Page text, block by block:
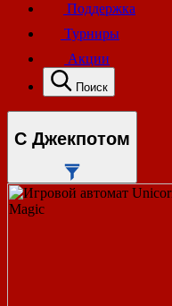
Поддержка
Турниры
Акции
Поиск
С Джекпотом